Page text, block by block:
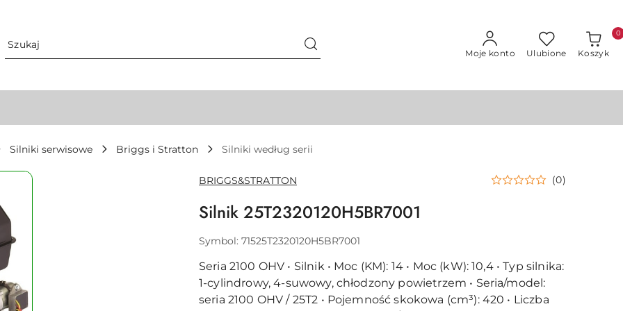
Moje konto Ulubione Koszyk
0
Silniki serwisowe Briggs i Stratton Silniki według serii
NAZWA
PRODUCENTA:
BRIGGS&STRATTON (0)
Silnik 25T2320120H5BR7001
Symbol: 71525T2320120H5BR7001
Seria 2100 OHV • Silnik • Moc (KM): 14 • Moc (kW): 10,4 • Typ silnika:
1-cylindrowy, 4-suwowy, chłodzony powietrzem • Seria/model:
seria 2100 OHV / 25T2 • Pojemność skokowa (cm³): 420 • Liczba